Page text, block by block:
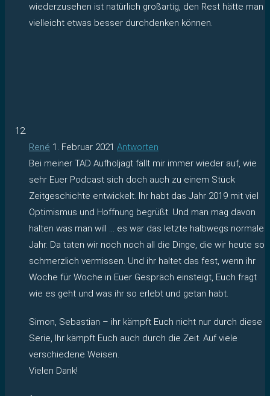
wiederzusehen ist natürlich großartig, den Rest hätte man
vielleicht etwas besser durchdenken können.
René 1. Februar 2021 Antworten
Bei meiner TAD Aufholjagt fällt mir immer wieder auf, wie
sehr Euer Podcast sich doch auch zu einem Stück
Zeitgeschichte entwickelt. Ihr habt das Jahr 2019 mit viel
Optimismus und Hoffnung begrüßt. Und man mag davon
halten was man will … es war das letzte halbwegs normale
Jahr. Da taten wir noch noch all die Dinge, die wir heute so
schmerzlich vermissen. Und ihr haltet das fest, wenn ihr
Woche für Woche in Euer Gespräch einsteigt, Euch fragt
wie es geht und was ihr so erlebt und getan habt.
Simon, Sebastian – ihr kämpft Euch nicht nur durch diese
Serie, Ihr kämpft Euch auch durch die Zeit. Auf viele
verschiedene Weisen.
Vielen Dank!